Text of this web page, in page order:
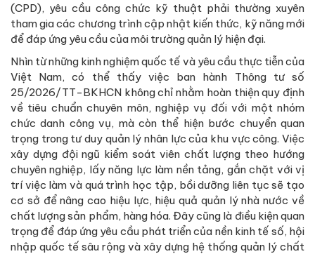
(CPD), yêu cầu công chức kỹ thuật phải thường xuyên
tham gia các chương trình cập nhật kiến thức, kỹ năng mới
để đáp ứng yêu cầu của môi trường quản lý hiện đại.
Nhìn từ những kinh nghiệm quốc tế và yêu cầu thực tiễn của
Việt Nam, có thể thấy việc ban hành Thông tư số
25/2026/TT-BKHCN không chỉ nhằm hoàn thiện quy định
về tiêu chuẩn chuyên môn, nghiệp vụ đối với một nhóm
chức danh công vụ, mà còn thể hiện bước chuyển quan
trọng trong tư duy quản lý nhân lực của khu vực công. Việc
xây dựng đội ngũ kiểm soát viên chất lượng theo hướng
chuyên nghiệp, lấy năng lực làm nền tảng, gắn chặt với vị
trí việc làm và quá trình học tập, bồi dưỡng liên tục sẽ tạo
cơ sở để nâng cao hiệu lực, hiệu quả quản lý nhà nước về
chất lượng sản phẩm, hàng hóa. Đây cũng là điều kiện quan
trọng để đáp ứng yêu cầu phát triển của nền kinh tế số, hội
nhập quốc tế sâu rộng và xây dựng hệ thống quản lý chất